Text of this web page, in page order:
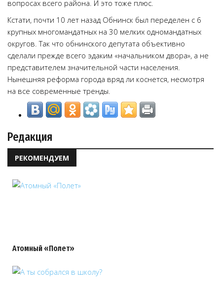
вопросах всего района. И это тоже плюс.
Кстати, почти 10 лет назад Обнинск был переделен с 6
крупных многомандатных на 30 мелких одномандатных
округов. Так что обнинского депутата объективно
сделали прежде всего эдаким «начальником двора», а не
представителем значительной части населения.
Нынешняя реформа города вряд ли коснется, несмотря
на все современные тренды.
Редакция
РЕКОМЕНДУЕМ
Атомный «Полет»